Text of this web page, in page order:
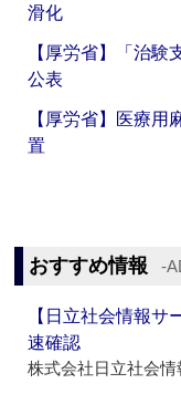
滑化
【厚労省】「治験
公表
【厚労省】医療用
置
おすすめ情報
【日立社会情報
速確認
株式会社日立社会情